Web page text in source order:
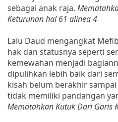
sebagai anak raja.
Keturunan hal 61 alinea 4
Lalu Daud mengangkat
hak dan statusnya seperti
kemewahan menjadi
dipulihkan lebih baik dari
kisah belum berakhir
tidak memiliki pandangan
Mematahkan Kutuk Dari Garis